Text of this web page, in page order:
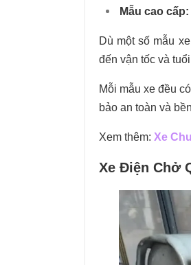
Mẫu cao cấp:
Dù một số mẫu
đến vận tốc và
Mỗi mẫu xe đều
bảo an toàn và
Xem thêm: Xe
Xe Điện Chở